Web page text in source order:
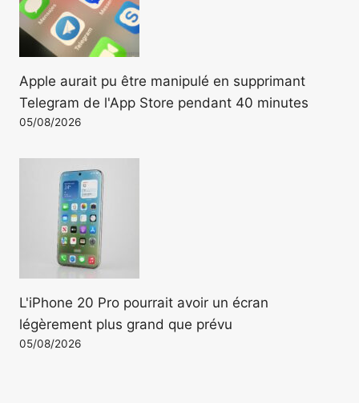
Apple aurait pu être manipulé en supprimant
Telegram de l'App Store pendant 40 minutes
05/08/2026
L'iPhone 20 Pro pourrait avoir un écran
légèrement plus grand que prévu
05/08/2026